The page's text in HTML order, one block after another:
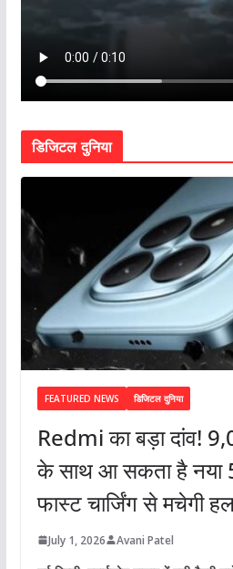
डिजिटल दुनिया
FEATURED NEWS डिजिटल दुनिया
Redmi का बड़ा दांव!
के साथ आ सकता है नया
फास्ट चार्जिंग से मचेगी
July 1, 2026 Avani Patel